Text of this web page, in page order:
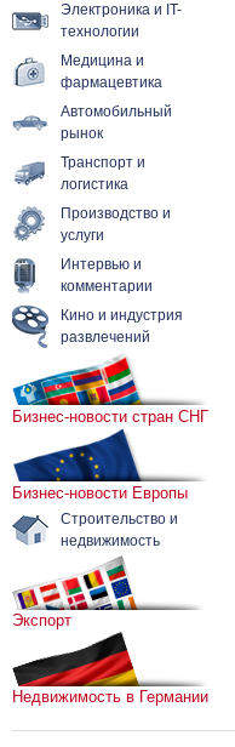
Электроника и IT-
технологии
Медицина и
фармацевтика
Автомобильный
рынок
Транспорт и
логистика
Производство и
услуги
Интервью и
комментарии
Кино и индустрия
развлечений
Бизнес-новости стран СНГ
Бизнес-новости Европы
Строительство и
недвижимость
Экспорт
Недвижимость в Германии